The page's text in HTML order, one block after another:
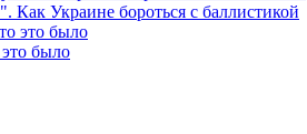
Как Украине бороться с баллистикой
было